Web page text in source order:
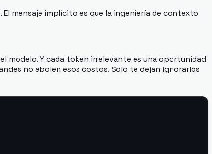
mensaje implícito es que la ingeniería de contexto
Y cada token irrelevante es una oportunidad
no abolen esos costos. Solo te dejan ignorarlos